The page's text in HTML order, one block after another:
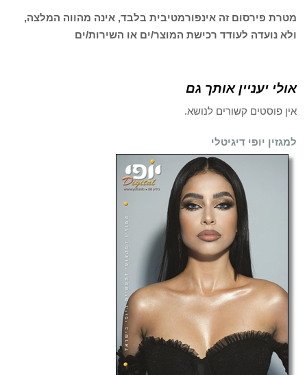
מטרת פירסום זה אינפורמטיבית בלבד, אינה מהווה המלצה,
ולא נועדה לעודד רכישת המוצר/ים או השירות/ים
אולי יעניין אותך גם
אין פוסטים קשורים לנושא.
למגזין יופי דיגיטלי